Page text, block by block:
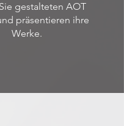
gestalteten AOT
präsentieren ihre
Werke.